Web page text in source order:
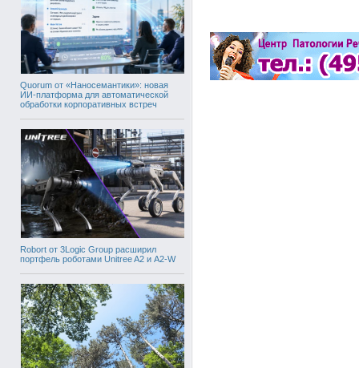
Quorum от «Наносемантики»: новая
ИИ-платформа для автоматической
обработки корпоративных встреч
Robort от 3Logic Group расширил
портфель роботами Unitree A2 и A2-W